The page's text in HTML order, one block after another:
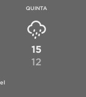
QUINTA
15
12